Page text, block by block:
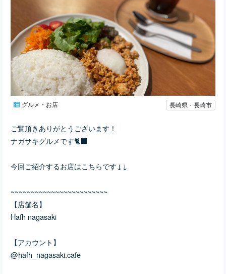
グルメ・お店 長崎県・長崎市
ご覧頂きありがとうございます！
ナガサキグルメです🐈‍⬛
今回ご紹介するお店はこちらです↓↓
~~~~~~~~~~~~~~~~~~~~~~~~
【店舗名】
Hafh nagasaki
【アカウント】
@hafh_nagasaki.cafe